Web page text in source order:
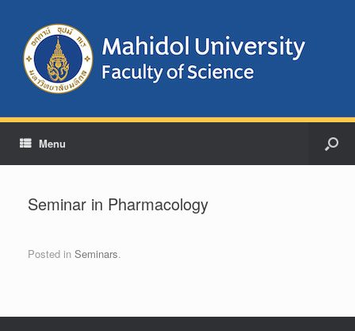
Menu
Seminar in Pharmacology
Posted in Seminars.